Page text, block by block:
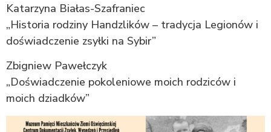
Katarzyna Białas-Szafraniec
„Historia rodziny Handzlików – tradycja Legionów i
doświadczenie zsyłki na Sybir”
Zbigniew Pawełczyk
„Doświadczenie pokoleniowe moich rodziców i
moich dziadków”